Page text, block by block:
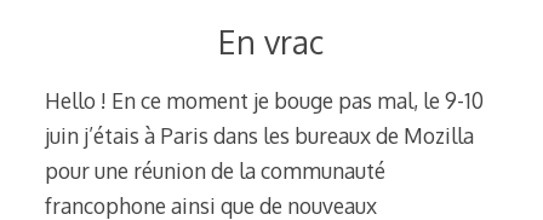
En vrac
Hello ! En ce moment je bouge pas mal, le 9-10
juin j’étais à Paris dans les bureaux de Mozilla
pour une réunion de la communauté
francophone ainsi que de nouveaux